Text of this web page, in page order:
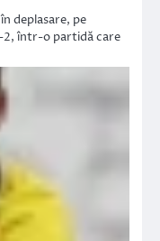
deplasare, pe
2, într-o partidă care